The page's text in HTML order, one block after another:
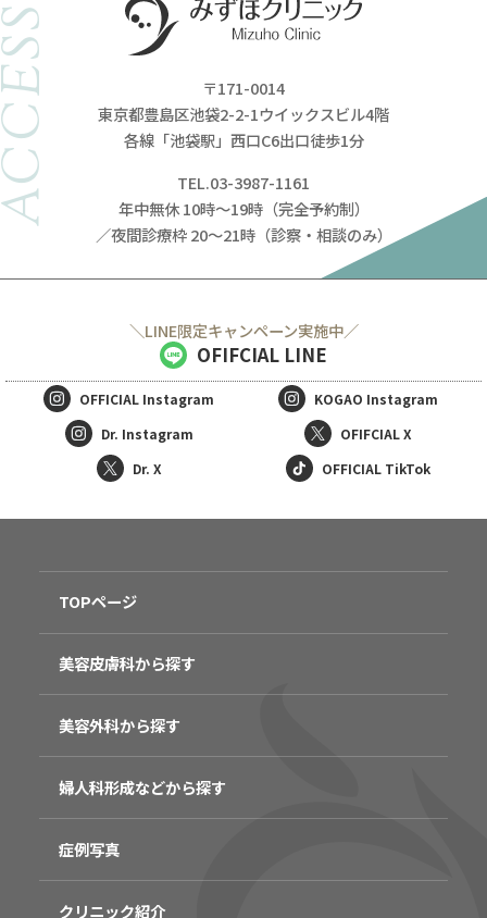
〒171-0014
東京都豊島区池袋2-2-1ウイックスビル4階
各線「池袋駅」西口C6出口徒歩1分
TEL.03-3987-1161
年中無休 10時～19時（完全予約制）
／夜間診療枠 20～21時（診察・相談のみ）
＼LINE限定キャンペーン実施中／
OFIFCIAL LINE
OFFICIAL Instagram KOGAO Instagram
Dr. Instagram
OFIFCIAL X
Dr. X
OFFICIAL TikTok
TOPページ
美容皮膚科から探す
美容外科から探す
婦人科形成などから探す
症例写真
クリニック紹介